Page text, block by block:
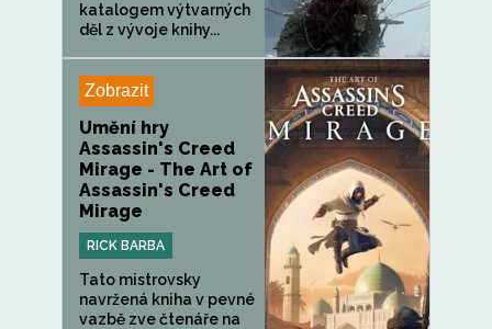
katalogem výtvarných
děl z vývoje knihy...
Zobrazit
Umění hry
Assassin's Creed
Mirage - The Art of
Assassin's Creed
Mirage
RICK BARBA
Tato mistrovsky
navržená kniha v pevné
vazbě zve čtenáře na